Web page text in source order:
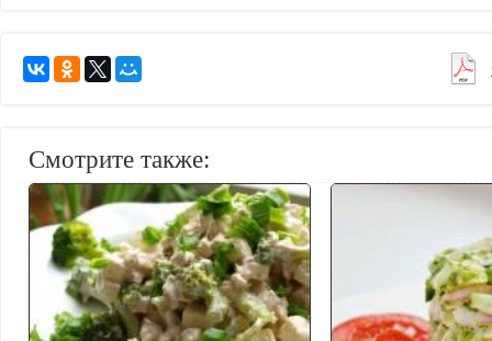
Смотрите также: